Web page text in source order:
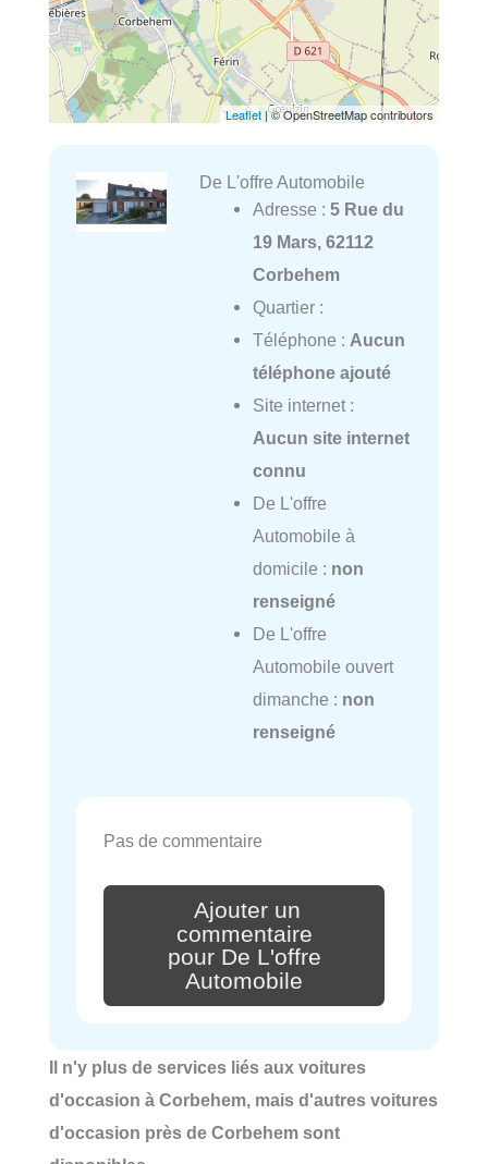
Leaflet | © OpenStreetMap contributors
De L'offre Automobile
Adresse : 5 Rue du
19 Mars, 62112
Corbehem
Quartier :
Téléphone : Aucun
téléphone ajouté
Site internet :
Aucun site internet
connu
De L'offre
Automobile à
domicile : non
renseigné
De L'offre
Automobile ouvert
dimanche : non
renseigné
Pas de commentaire
Ajouter un
commentaire
pour De L'offre
Automobile
Il n'y plus de services liés aux voitures
d'occasion à Corbehem, mais d'autres voitures
d'occasion près de Corbehem sont